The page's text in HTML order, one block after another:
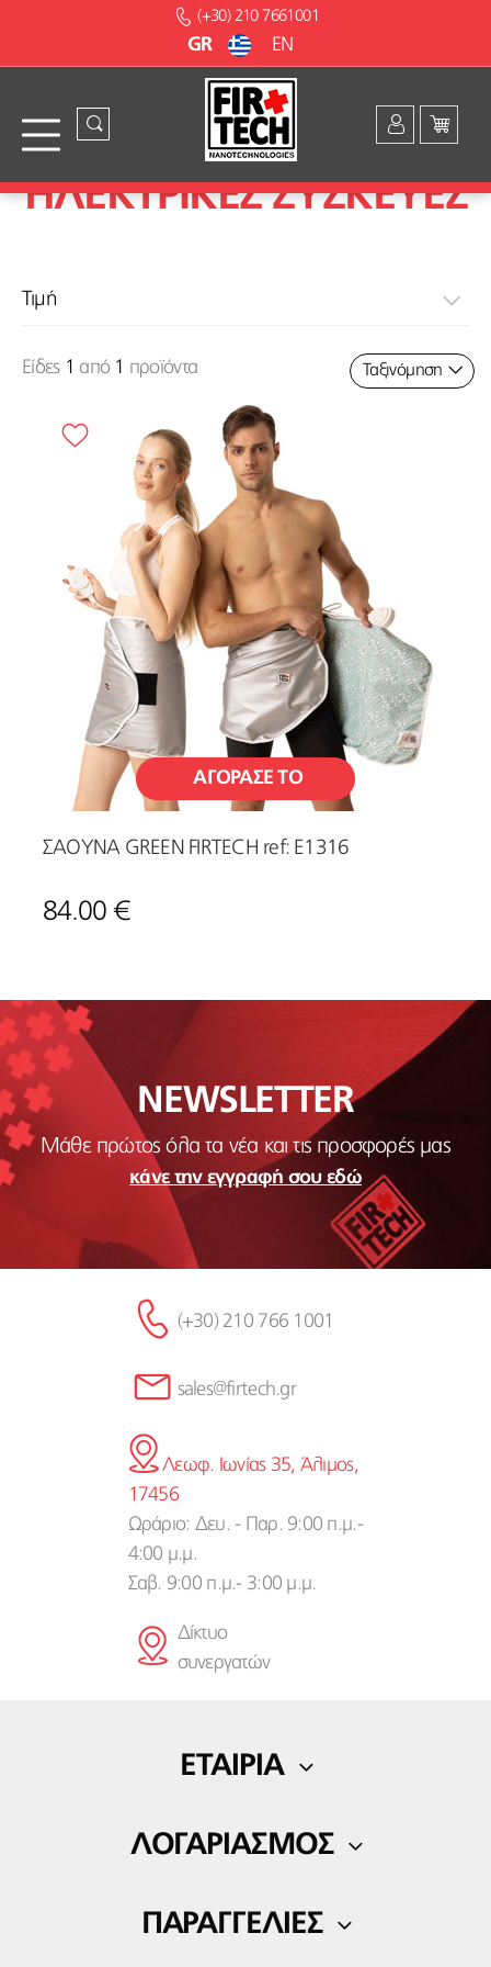
(+30) 210 7661001
GR EN
ΗΛΕΚΤΡΙΚΕΣ ΣΥΣΚΕΥΕΣ
Τιμή
84€
Είδες 1 από 1 προϊόντα Ταξινόμηση
ΑΓΟΡΑΣΕ ΤΟ
ΣΑΟΥΝΑ GREEN FIRTECH ref: Ε1316
84.00 €
NEWSLETTER
Μάθε πρώτος όλα τα νέα και τις προσφορές μας
κάνε την εγγραφή σου εδώ
(+30) 210 766 1001
sales@firtech.gr
Λεωφ. Ιωνίας 35, Άλιμος,
17456
Ωράριο: Δευ. - Παρ. 9:00 π.μ.-
4:00 μ.μ.
Σαβ. 9:00 π.μ.- 3:00 μ.μ.
Δίκτυο
συνεργατών
ΕΤΑΙΡΙΑ
ΛΟΓΑΡΙΑΣΜΟΣ
ΠΑΡΑΓΓΕΛΙΕΣ